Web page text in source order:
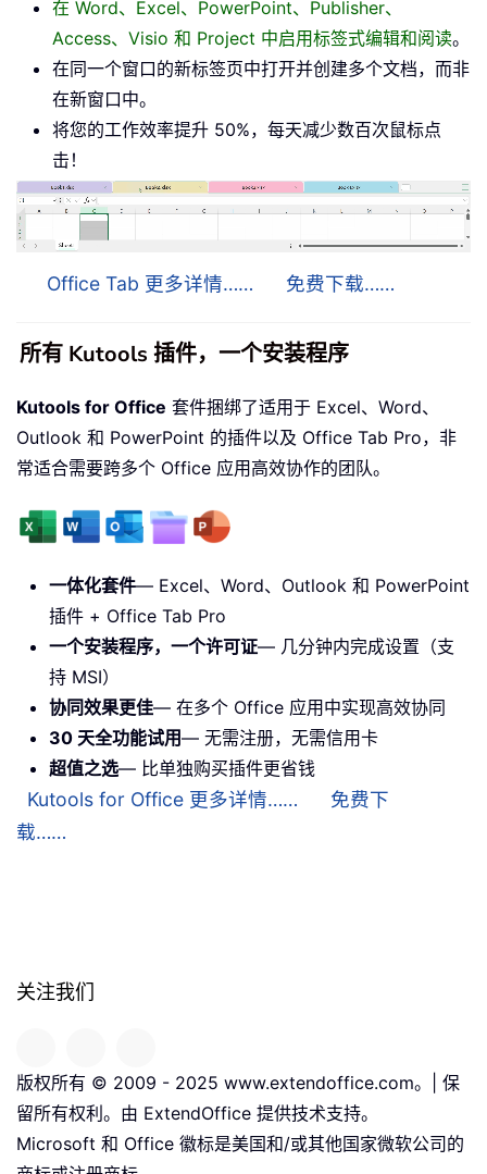
在 Word、Excel、PowerPoint、Publisher、
Access、Visio 和 Project 中启用标签式编辑和阅读。
在同一个窗口的新标签页中打开并创建多个文档，而非
在新窗口中。
将您的工作效率提升 50%，每天减少数百次鼠标点
击！
Office Tab 更多详情…… 免费下载……
所有 Kutools 插件，一个安装程序
Kutools for Office 套件捆绑了适用于 Excel、Word、
Outlook 和 PowerPoint 的插件以及 Office Tab Pro，非
常适合需要跨多个 Office 应用高效协作的团队。
一体化套件— Excel、Word、Outlook 和 PowerPoint
插件 + Office Tab Pro
一个安装程序，一个许可证— 几分钟内完成设置（支
持 MSI）
协同效果更佳— 在多个 Office 应用中实现高效协同
30 天全功能试用— 无需注册，无需信用卡
超值之选— 比单独购买插件更省钱
Kutools for Office 更多详情……
免费下
载……
关注我们
版权所有 © 2009 - 2025 www.extendoffice.com。| 保
留所有权利。由 ExtendOffice 提供技术支持。
Microsoft 和 Office 徽标是美国和/或其他国家微软公司的